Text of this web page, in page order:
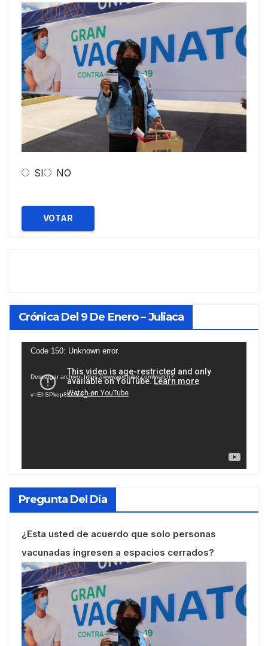
SI NO
VOTAR
Crónica Del 9 De Enero – Juliaca
Reproductor
vídeo
Code 150: Unknown error.
Descargar archivo: https://www.youtube.com/watch?
v=EhSPkop8KPY&_=2
Pregunta Del Día
¿Esta usted de acuerdo que solo personas
vacunadas ingresen a espacios cerrados?